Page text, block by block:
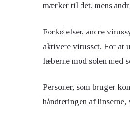
mærker til det, mens
Forkølelser, andre
aktivere virusset. For at
læberne mod solen med
Personer, som bruger
håndteringen af